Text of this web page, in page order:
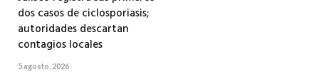
dos casos de ciclosporiasis;
autoridades descartan
contagios locales
5 agosto, 2026